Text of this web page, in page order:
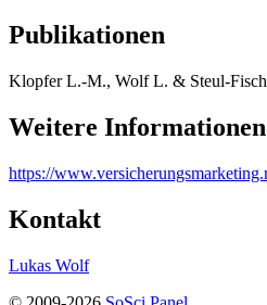
Publikationen
Klopfer L.-M., Wolf L. & Steul-
Weitere Informationen
https://
Kontakt
Lukas Wolf